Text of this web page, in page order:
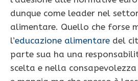
dunque come leader nel
alimentare. Quello che forse
l’educazione alimentare del
parte sua ha una
scelta e nella